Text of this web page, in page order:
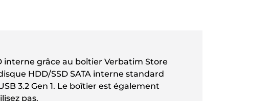
interne grâce au boîtier Verbatim Store
HDD/SSD SATA interne standard
3.2 Gen 1. Le boîtier est également
pas.